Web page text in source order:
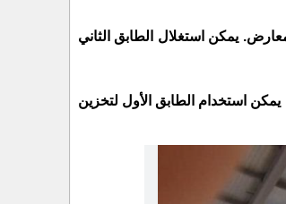
يمكن استغلال الطابق الثاني
يمكن استخدام الطابق الأول لتخزين